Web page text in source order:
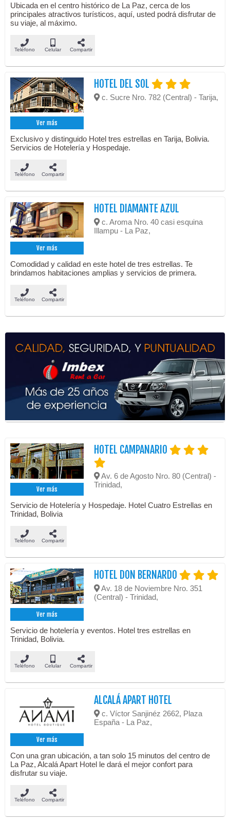
Ubicada en el centro histórico de La Paz, cerca de los
principales atractivos turísticos, aquí, usted podrá disfrutar de
su viaje, al máximo.
Teléfono Celular Compartir
Ver más
HOTEL DEL SOL
c. Sucre Nro. 782 (Central) - Tarija,
Exclusivo y distinguido Hotel tres estrellas en Tarija, Bolivia.
Servicios de Hotelería y Hospedaje.
Teléfono Compartir
Ver más
HOTEL DIAMANTE AZUL
c. Aroma Nro. 40 casi esquina
Illampu - La Paz,
Comodidad y calidad en este hotel de tres estrellas. Te
brindamos habitaciones amplias y servicios de primera.
Teléfono Compartir
Ver más
HOTEL CAMPANARIO
Av. 6 de Agosto Nro. 80 (Central) -
Trinidad,
Servicio de Hotelería y Hospedaje. Hotel Cuatro Estrellas en
Trinidad, Bolivia
Teléfono Compartir
Ver más
HOTEL DON BERNARDO
Av. 18 de Noviembre Nro. 351
(Central) - Trinidad,
Servicio de hotelería y eventos. Hotel tres estrellas en
Trinidad, Bolivia.
Teléfono Celular Compartir
Ver más
ALCALÁ APART HOTEL
c. Víctor Sanjinéz 2662, Plaza
España - La Paz,
Con una gran ubicación, a tan solo 15 minutos del centro de
La Paz, Alcalá Apart Hotel le dará el mejor confort para
disfrutar su viaje.
Teléfono Compartir